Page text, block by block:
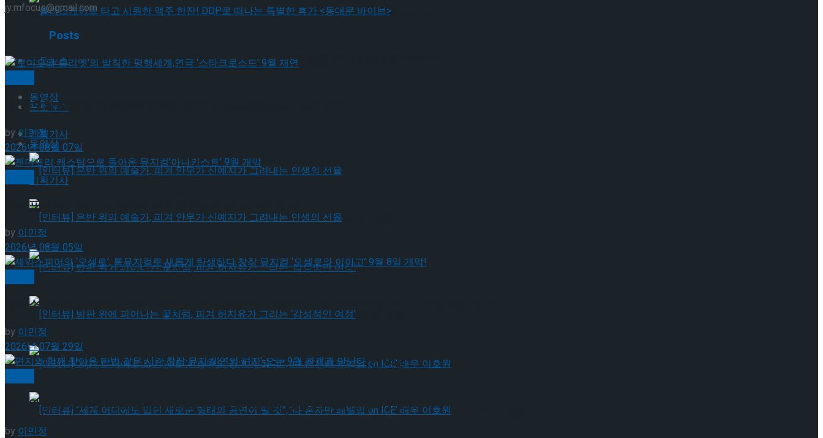
롤러스케이트 타고 시원한 맥주 한잔! DDP로 떠나는 특별한 휴가 <동대문 바이브>
포토뉴스
동영상
기획기사
[인터뷰] 은반 위의 예술가, 피겨 안무가 신예지가 그려내는 인생의 선율
[인터뷰] 빙판 위에 피어나는 꽃처럼, 피겨 허지유가 그리는 ‘감성적인 여정’
[인터뷰] “세계 어디에도 없던 새로운 형태의 공연이 될 것”, ‘나 혼자만 레벨업 on ICE’ 배우 이호원
롤러스케이트 타고 시원한 맥주 한잔! DDP로 떠나는 특별한 휴가 <동대문 바이브>
포토뉴스
동영상
기획기사
[인터뷰] 은반 위의 예술가, 피겨 안무가 신예지가 그려내는 인생의 선율
[인터뷰] 빙판 위에 피어나는 꽃처럼, 피겨 허지유가 그리는 ‘감성적인 여정’
jy.mfocus@gmail.com
Posts
‘로미오와 줄리엣’의 발칙한 평행세계,연극 ‘스타크로스드’ 9월 재연
by이민정
2026년 08월 07일
젠더프리 캐스팅으로 돌아온 뮤지컬’아나키스트’ 9월 개막
by 이민정
2026년 08월 05일
셰익스피어의 ‘오셀로’, 록뮤지컬로 새롭게 탄생하다.창작 뮤지컬 ‘오셀로와 이아고’ 9월 8일 개막!
by이민정
2026년 07월 29일
편지와 함께 찾아온 마법 같은 시간,창작 뮤지컬’연의 편지’ 오는 9월 관객과 만난다
by이민정